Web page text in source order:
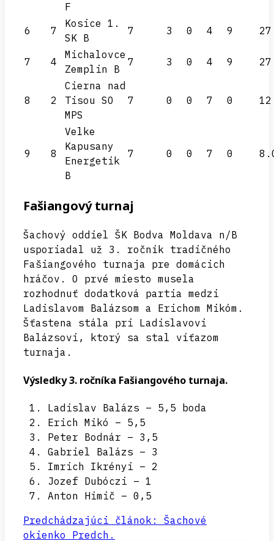
F
6 7
Kosice 1.
SK B
7 3 0 4 9
7 4
Michalovce
Zemplin B
7 3 0 4 9
8 2
Cierna nad
Tisou SO
MPS
7 0 0 7 0
9 8
Velke
Kapusany
Energetik
B
7 0 0 7 0
Fašiangový turnaj
Šachový oddiel ŠK Bodva Moldava n/B
usporiadal už 3. ročník tradičného
Fašiangového turnaja pre domácich
hráčov. O prvé miesto musela
rozhodnuť dodatková partia medzi
Ladislavom Balázsom a Erichom Mikóm.
Šťastena stála pri Ladislavovi
Balázsovi, ktorý sa stal víťazom
turnaja.
Výsledky 3. ročníka Fašiangového turnaja.
Ladislav Balázs – 5,5 boda
Erich Mikó – 5,5
Peter Bodnár – 3,5
Gabriel Balázs – 3
Imrich Ikrényi – 2
Jozef Dubóczi – 1
Anton Himič – 0,5
Predchádzajúci článok: Šachové
okienko Predch.